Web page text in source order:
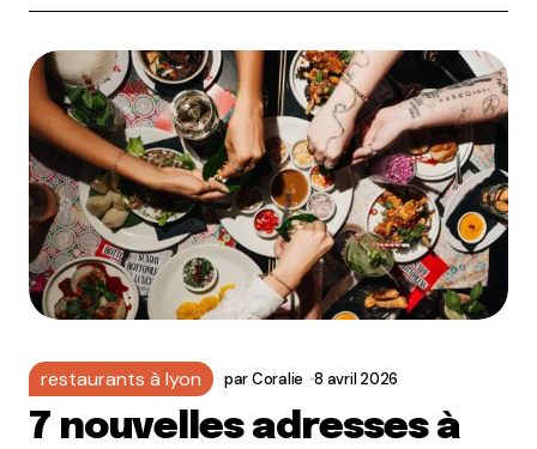
restaurants à lyon parCoralie 8 avril 2026
7 nouvelles adresses à